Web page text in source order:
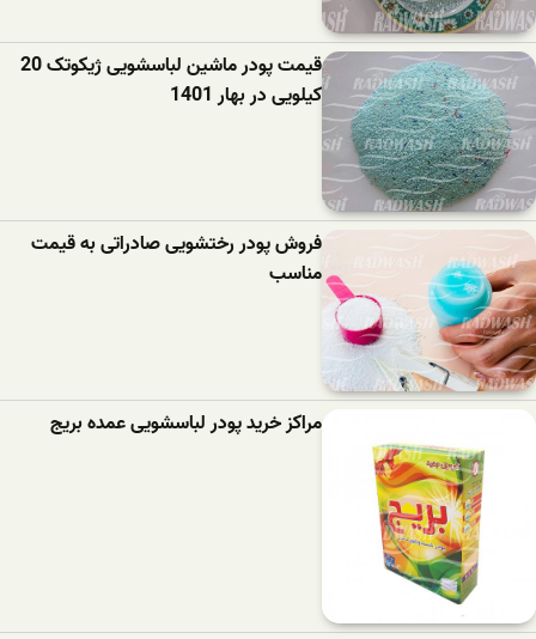
قیمت پودر ماشین لباسشویی ژیکوتک 20
کیلویی در بهار 1401
فروش پودر رختشویی صادراتی به قیمت
مناسب
مراکز خرید پودر لباسشویی عمده بریج